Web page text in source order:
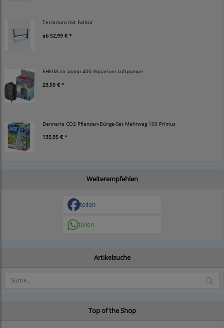
Terrarium mit Falltür
ab 52,99 € *
EHEIM air pump 400 Aquarium Luftpumpe
23,50 € *
Dennerle CO2 Pflanzen-Dünge-Set Mehrweg 160 Primus
135,95 € *
Weiterempfehlen
teilen
teilen
Artikelsuche
Top of the Shop